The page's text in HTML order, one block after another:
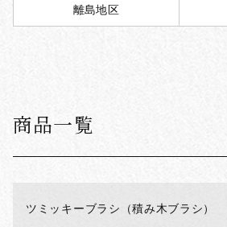
商品一覧
ツミッキーブラシ（積み木ブラシ）
離島地区